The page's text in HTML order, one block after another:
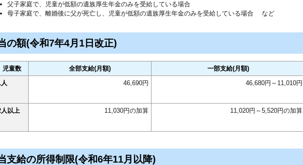
父子家庭で、児童が低額の遺族厚生年金のみを受給している場合
母子家庭で、離婚後に父が死亡し、児童が低額の遺族厚生年金のみを受給している場合 など
の額(令和7年4月1日改正)
児童数 全部支給(月額)
一部支給(月額)
46,690円 46,680円～11,010円
人以上 11,030円の加算 11,020円～5,520円の加算
支給の所得制限(令和6年11月以降)